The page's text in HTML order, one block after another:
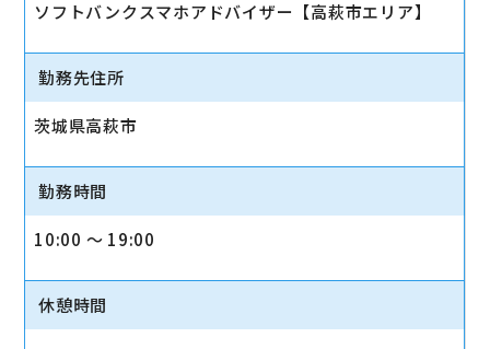
ソフトバンクスマホアドバイザー【高萩市エリア】
勤務先住所
茨城県高萩市
勤務時間
10:00 〜 19:00
休憩時間